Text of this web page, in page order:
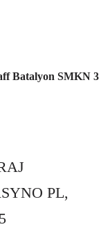
Batalyon SMKN 3
PL,